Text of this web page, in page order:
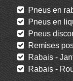
Pneus en
Pneus en
Pneus
Remises
Rabais -
Rabais -